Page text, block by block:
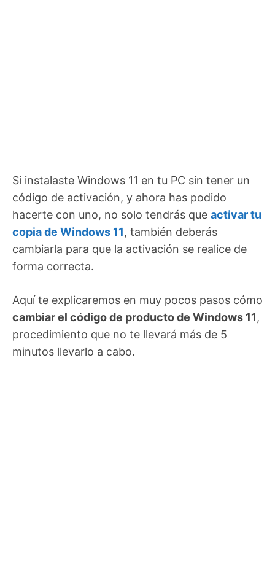
Si instalaste Windows 11 en tu PC sin tener un
código de activación, y ahora has podido
hacerte con uno, no solo tendrás que activar tu
copia de Windows 11, también deberás
cambiarla para que la activación se realice de
forma correcta.
Aquí te explicaremos en muy pocos pasos cómo
cambiar el código de producto de Windows 11,
procedimiento que no te llevará más de 5
minutos llevarlo a cabo.